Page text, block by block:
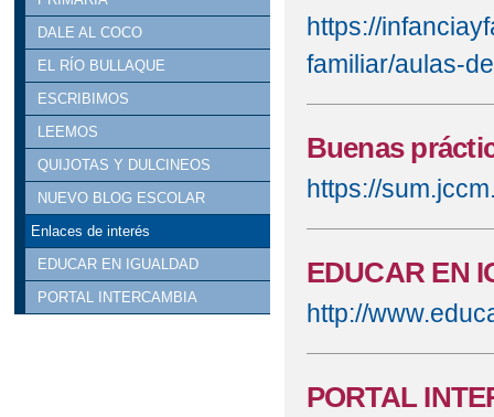
DALE AL COCO
EL RÍO BULLAQUE
ESCRIBIMOS
LEEMOS
QUIJOTAS Y DULCINEOS
NUEVO BLOG ESCOLAR
Enlaces de interés
EDUCAR EN IGUALDAD
PORTAL INTERCAMBIA
https://
familiar/aulas-
Buenas
https://
EDUCAR EN
http://
PORTAL